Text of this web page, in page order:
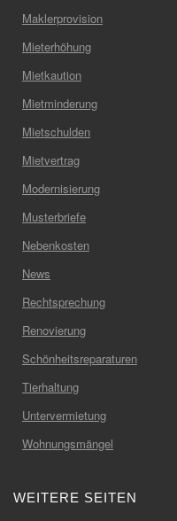
Maklerprovision
Mieterhöhung
Mietkaution
Mietminderung
Mietschulden
Mietvertrag
Modernisierung
Musterbriefe
Nebenkosten
News
Rechtsprechung
Renovierung
Schönheitsreparaturen
Tierhaltung
Untervermietung
Wohnungsmängel
WEITERE SEITEN